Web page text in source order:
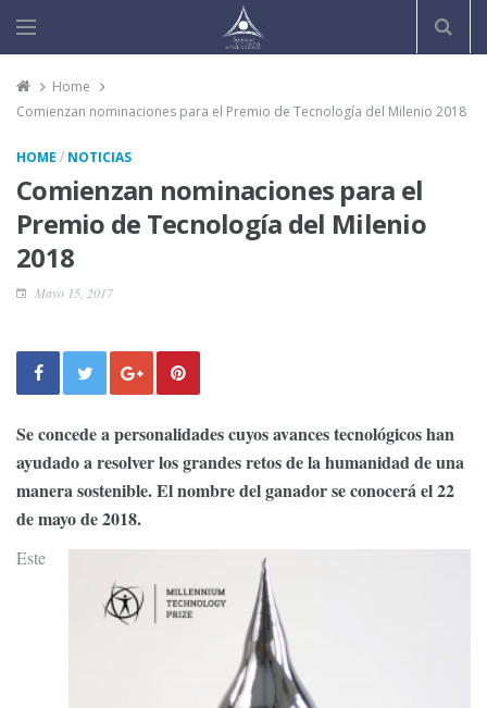
Home
Comienzan nominaciones para el Premio de Tecnología del Milenio 2018
HOME / NOTICIAS
Comienzan nominaciones para el
Premio de Tecnología del Milenio
2018
Mayo 15, 2017
Se concede a personalidades cuyos avances tecnológicos han
ayudado a resolver los grandes retos de la humanidad de una
manera sostenible. El nombre del ganador se conocerá el 22
de mayo de 2018.
Este